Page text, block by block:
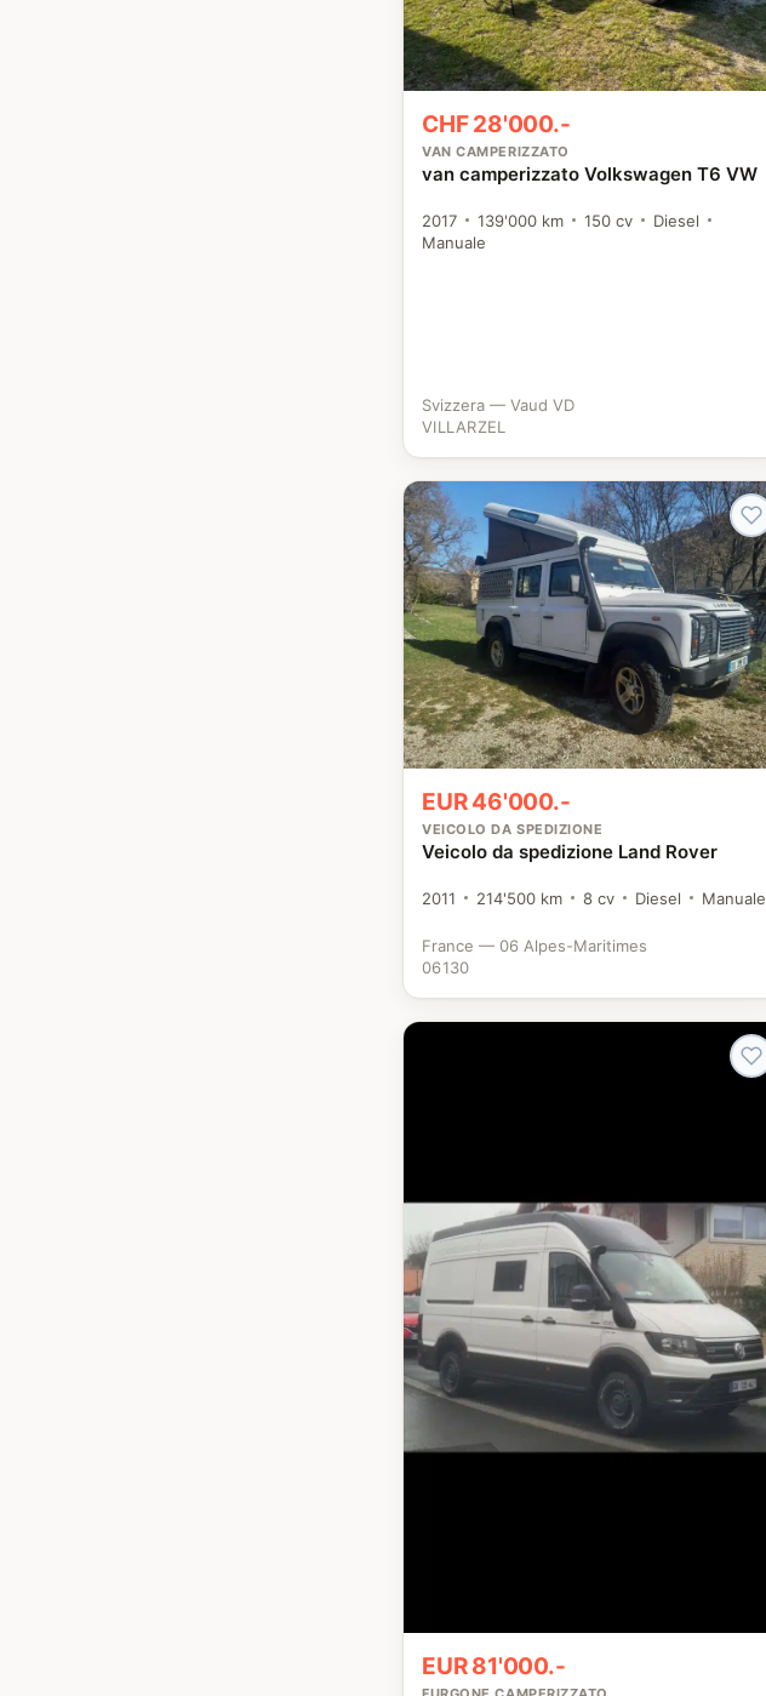
CHF 28'000.-
VAN CAMPERIZZATO
van camperizzato Volkswagen T6 VW
2017 139'000 km 150 cv
Diesel
Manuale
Svizzera — Vaud VD
VILLARZEL
EUR 46'000.-
VEICOLO DA SPEDIZIONE
Veicolo da spedizione Land Rover
2011 214'500 km 8 cv Diesel Manuale
France — 06 Alpes-Maritimes
06130
EUR 81'000.-